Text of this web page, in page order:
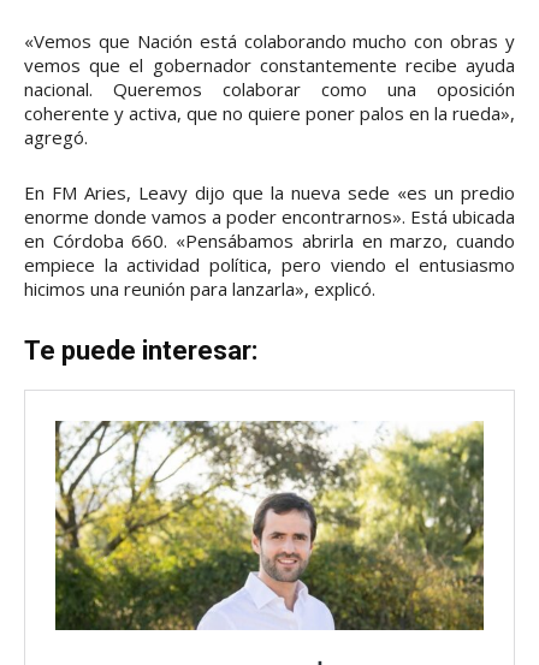
«Vemos que Nación está colaborando mucho con obras y
vemos que el gobernador constantemente recibe ayuda
nacional. Queremos colaborar como una oposición
coherente y activa, que no quiere poner palos en la rueda»,
agregó.
En FM Aries, Leavy dijo que la nueva sede «es un predio
enorme donde vamos a poder encontrarnos». Está ubicada
en Córdoba 660. «Pensábamos abrirla en marzo, cuando
empiece la actividad política, pero viendo el entusiasmo
hicimos una reunión para lanzarla», explicó.
Te puede interesar: